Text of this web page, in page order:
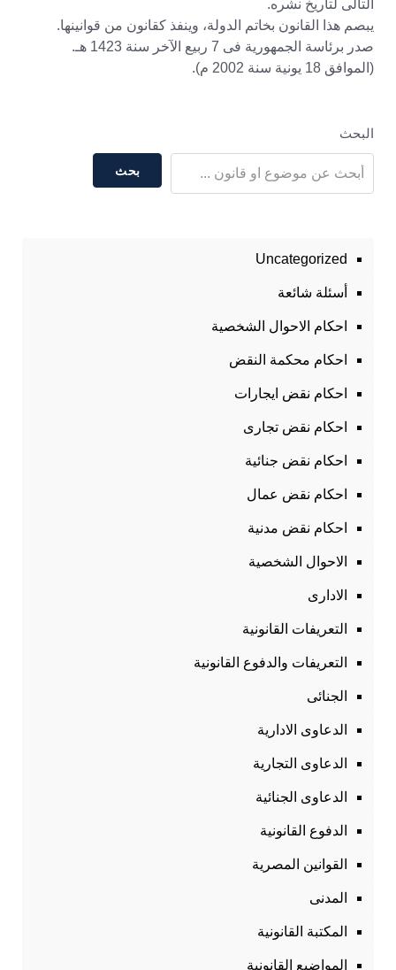
التالى لتاريخ نشره.
يبصم هذا القانون بخاتم الدولة، وينفذ كقانون من قوانينها.
صدر برئاسة الجمهورية فى 7 ربيع الآخر سنة 1423 هـ.
(الموافق 18 يونية سنة 2002 م).
البحث
بحث
Uncategorized
أسئلة شائعة
احكام الاحوال الشخصية
احكام محكمة النقض
احكام نقض ايجارات
احكام نقض تجارى
احكام نقض جنائية
احكام نقض عمال
احكام نقض مدنية
الاحوال الشخصية
الادارى
التعريفات القانونية
التعريفات والدفوع القانونية
الجنائى
الدعاوى الادارية
الدعاوى التجارية
الدعاوى الجنائية
الدفوع القانونية
القوانين المصرية
المدنى
المكتبة القانونية
المواضيع القانونية